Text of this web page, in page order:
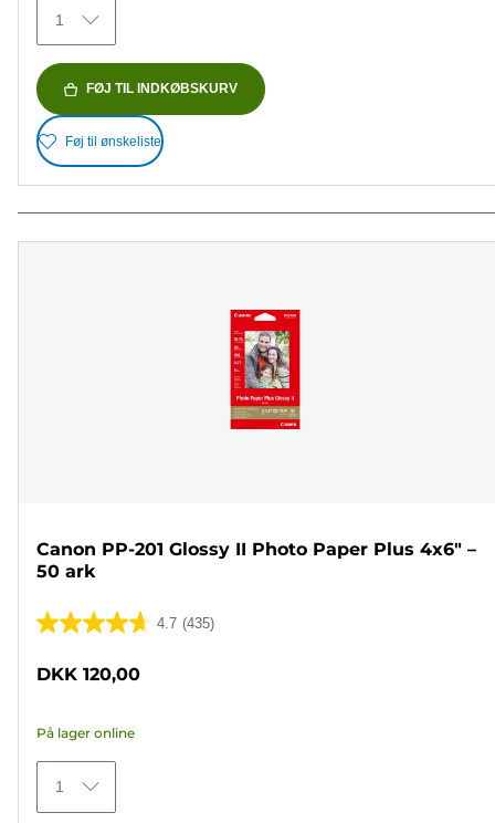
anmeldelser
1
FØJ TIL INDKØBSKURV
Føj til ønskeliste
Canon PP-201 Glossy II Photo Paper Plus 4x6" –
50 ark
4.7 (435)
4.7
stjerner.
435
anmeldelser
DKK 120,00
På lager online
1